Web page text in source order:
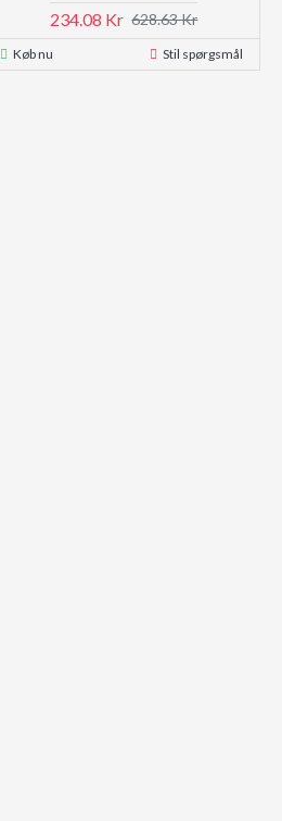
234.08 Kr 628.63 Kr
Køb nu Stil spørgsmål